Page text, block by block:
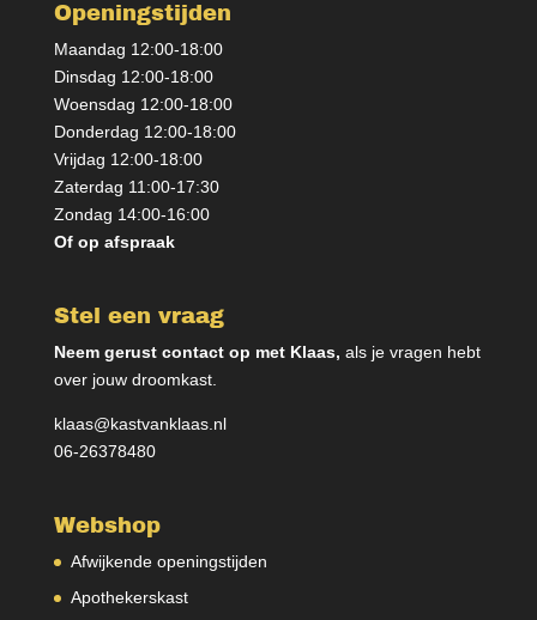
Openingstijden
Maandag 12:00-18:00
Dinsdag 12:00-18:00
Woensdag 12:00-18:00
Donderdag 12:00-18:00
Vrijdag 12:00-18:00
Zaterdag 11:00-17:30
Zondag 14:00-16:00
Of op afspraak
Stel een vraag
Neem gerust contact op met Klaas, als je vragen hebt
over jouw droomkast.
klaas@kastvanklaas.nl
06-26378480
Webshop
Afwijkende openingstijden
Apothekerskast